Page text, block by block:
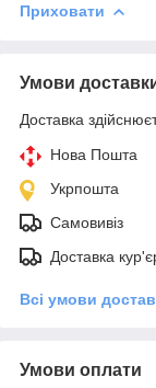
Приховати
Умови
Доставка
Нова Пошта
Укрпошта
Самовивіз
Доставка
Всі умови
Умови оплати